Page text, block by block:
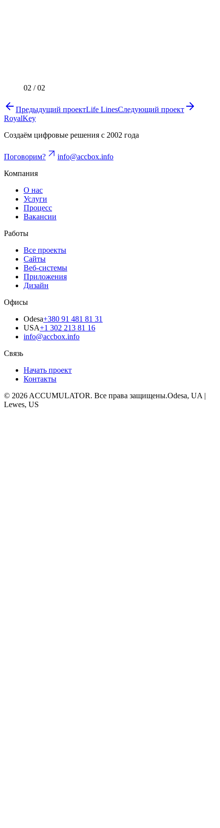
02 / 02
Предыдущий проектLife LinesСледующий проект
RoyalKey
Создаём цифровые решения с 2002 года
Поговорим?
info@accbox.info
Компания
О нас
Услуги
Процесс
Вакансии
Работы
Все проекты
Сайты
Веб-системы
Приложения
Дизайн
Офисы
Odesa+380 91 481 81 31
USA+1 302 213 81 16
info@accbox.info
Связь
Начать проект
Контакты
© 2026 ACCUMULATOR. Все права защищены.Odesa, UA |
Lewes, US